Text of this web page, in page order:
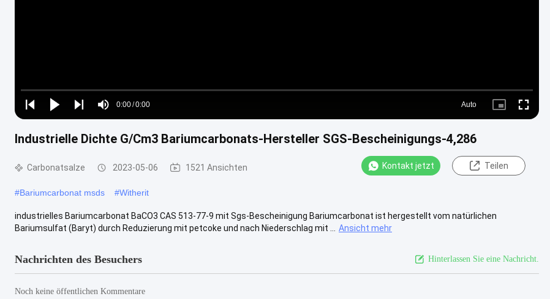
Play
Play
Play
Mute
Time
0:00/0:00
Loaded:
0%
Auto
Picture- Fullscreen
Industrielle Dichte G/Cm3 Bariumcarbonats-Hersteller SGS-Bescheinigungs-4,286
Carbonatsalze 2023-05-06 1521 Ansichten Kontakt jetzt Teilen
#Bariumcarbonat msds #Witherit
industrielles Bariumcarbonat BaCO3 CAS 513-77-9 mit Sgs-Bescheinigung Bariumcarbonat ist hergestellt vom natürlichen
Bariumsulfat (Baryt) durch Reduzierung mit petcoke und nach Niederschlag mit ...
Ansicht mehr
Nachrichten des Besuchers Hinterlassen Sie eine Nachricht.
Noch keine öffentlichen Kommentare